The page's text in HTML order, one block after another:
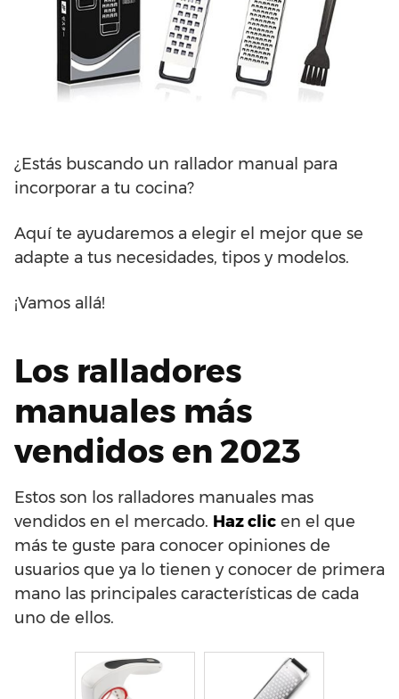
¿Estás buscando un rallador manual para
incorporar a tu cocina?
Aquí te ayudaremos a elegir el mejor que se
adapte a tus necesidades, tipos y modelos.
¡Vamos allá!
Los ralladores
manuales más
vendidos en 2023
Estos son los ralladores manuales mas
vendidos en el mercado. Haz clic en el que
más te guste para conocer opiniones de
usuarios que ya lo tienen y conocer de primera
mano las principales características de cada
uno de ellos.